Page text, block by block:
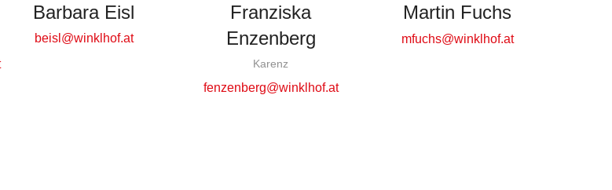
Barbara Eisl
beisl@winklhof.at
Franziska
Enzenberg
Karenz
fenzenberg@winklhof.at
Martin Fuchs
mfuchs@winklhof.at